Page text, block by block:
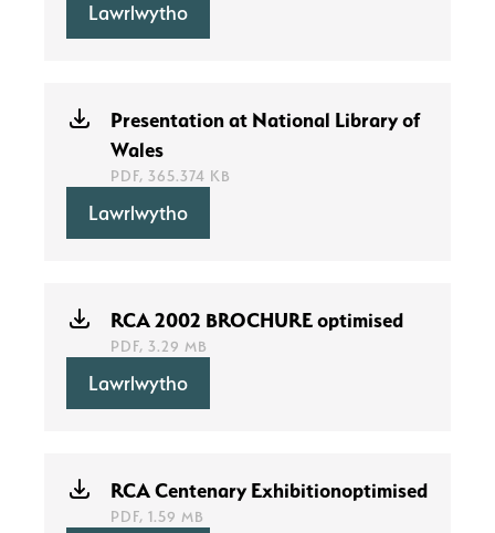
Lawrlwytho
Presentation at National Library of
Wales
PDF, 365.374 KB
Lawrlwytho
RCA 2002 BROCHURE optimised
PDF, 3.29 MB
Lawrlwytho
RCA Centenary Exhibitionoptimised
PDF, 1.59 MB